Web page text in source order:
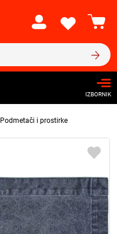
IZBORNIK
Podmetači i prostirke